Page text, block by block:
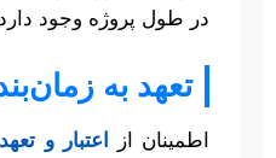
در طول پروژه وجود دارد.
تعهد به
اطمینان از اعتبار و تعهد